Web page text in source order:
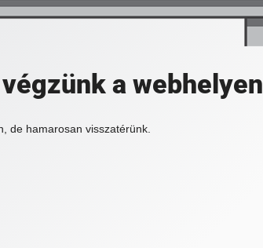
a webhelyen
de hamarosan visszatérünk.